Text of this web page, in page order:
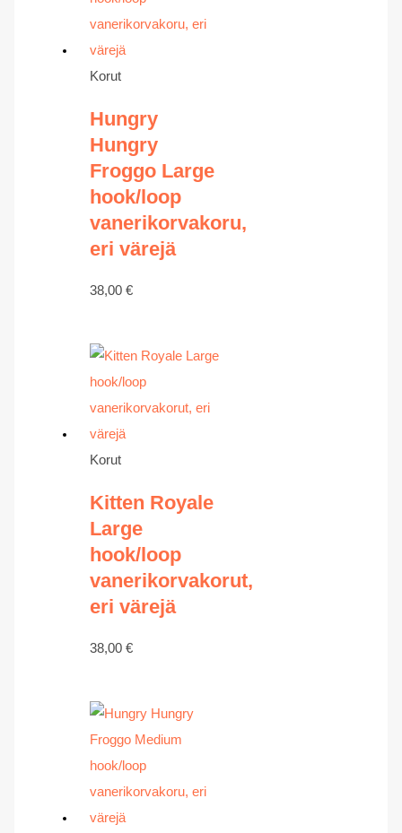
Korut
Hungry
Hungry
Froggo Large
hook/loop
vanerikorvakoru,
eri värejä
38,00 €
Korut
Kitten Royale
Large
hook/loop
vanerikorvakorut,
eri värejä
38,00 €